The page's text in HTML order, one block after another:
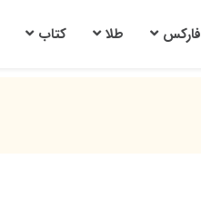
فارکس طلا کتاب